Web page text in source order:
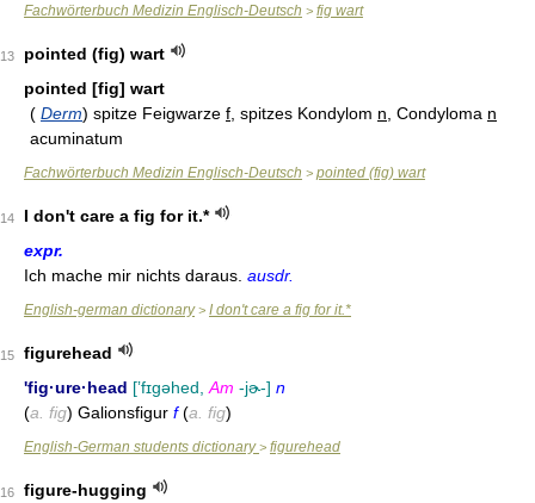
Fachwörterbuch Medizin Englisch-Deutsch > fig wart
13
pointed (fig) wart
pointed [fig] wart
( Derm) spitze Feigwarze f , spitzes Kondylom n , Condyloma n
acuminatum
Fachwörterbuch Medizin Englisch-Deutsch > pointed (fig) wart
14
I don't care a fig for it.*
expr.
Ich mache mir nichts daraus. ausdr.
English-german dictionary> I don't care a fig for it.*
15
figurehead
'fig·ure·head [ʼfɪgəhed, Am -jɚ-] n
(a. fig) Galionsfigur f(a. fig)
English-German students dictionary> figurehead
16
figure-hugging